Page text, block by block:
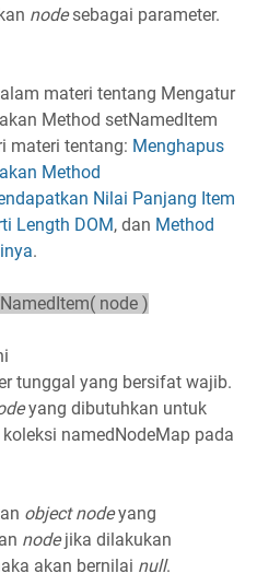
nodesebagai parameter.
materi tentang Mengatur
Method setNamedItem
materi tentang: Menghapus
Method
Nilai Panjang Item
Length DOM, dan Method
.
node )
tunggal yang bersifat wajib.
yang dibutuhkan untuk
namedNodeMap pada
object nodeyang
nodejika dilakukan
akan bernilai null.